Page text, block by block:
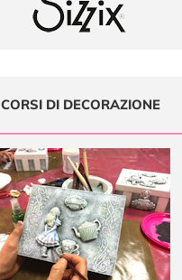
CORSI DI DECORAZIONE